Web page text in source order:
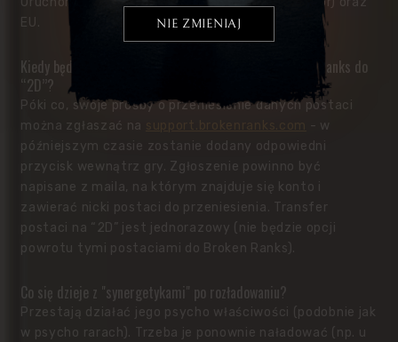
EU.
Kiedy będzie możliwość przeniesienia postaci z Broken Ranks do
“2D”?
Póki co, swoje prośby o przeniesienie danych postaci
można zgłaszać na
- w
późniejszym czasie zostanie dodany odpowiedni
przycisk wewnątrz gry. Zgłoszenie powinno być
napisane z maila, na którym znajduje się konto i
zawierać nicki postaci do przeniesienia. Transfer
postaci na “2D” jest jednorazowy (nie będzie opcji
powrotu tymi postaciami do Broken Ranks).
Co się dzieje z "synergetykami" po rozładowaniu?
Przestają działać jego psycho właściwości (podobnie jak
w psycho rarach). Trzeba je ponownie naładować (np. u
NIE ZMIENIAJ